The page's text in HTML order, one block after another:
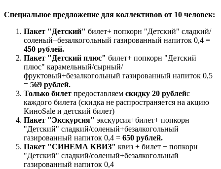
Специальное предложение для коллективов от 10 человек:
Пакет "Детский" билет+ попкорн "Детский" сладкий/
соленый+безалкогольный газированный напиток 0,4 =
450 рублей.
Пакет "Детский плюс" билет+ попкорн "Детский
плюс" карамельный/сырный/
фруктовый+безалкогольный газированный напиток 0,5
= 569 рублей.
Только билет предоставляем скидку 20 рублейс
каждого билета (скидка не распространяется на акцию
КиноSale и детский билет)
Пакет "Экскурсия" экскурсия+билет+ попкорн
"Детский" сладкий/соленый+безалкогольный
газированный напиток 0,4 = 650 рублей.
Пакет "СИНЕМА КВИЗ" квиз + билет + попкорн
"Детский" сладкий/соленый+безалкогольный
газированный напиток 0,4